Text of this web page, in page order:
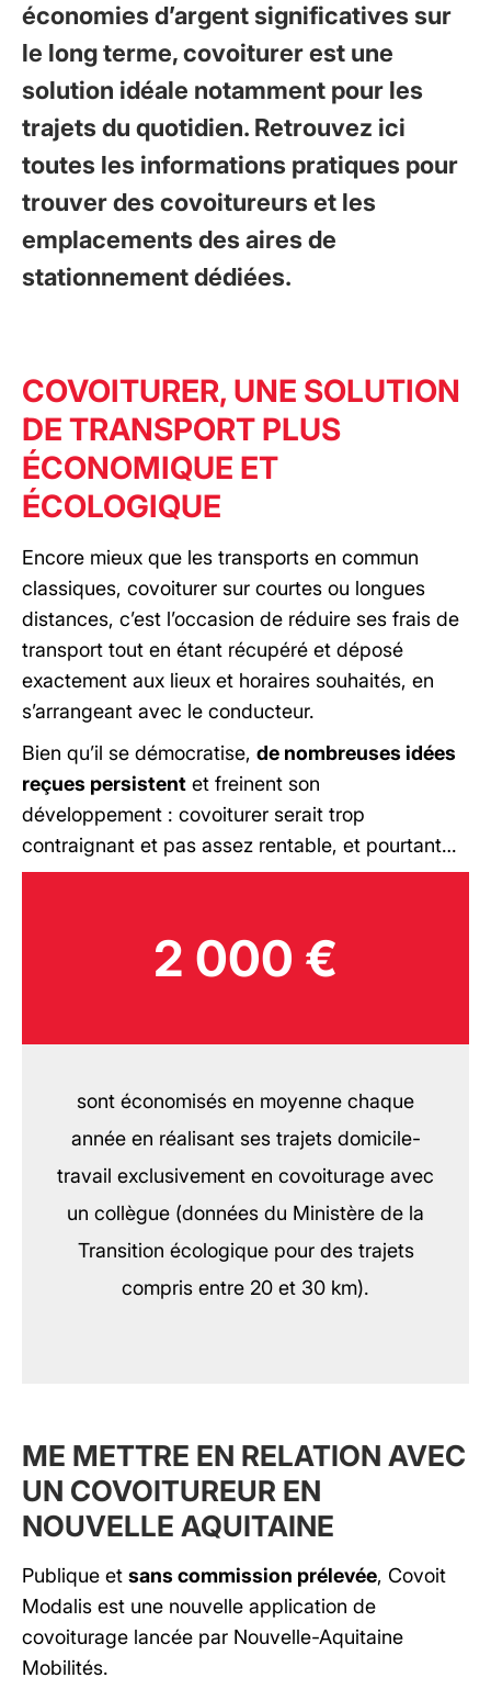
économies d’argent significatives sur
le long terme, covoiturer est une
solution idéale notamment pour les
trajets du quotidien. Retrouvez ici
toutes les informations pratiques pour
trouver des covoitureurs et les
emplacements des aires de
stationnement dédiées.
COVOITURER, UNE SOLUTION
DE TRANSPORT PLUS
ÉCONOMIQUE ET
ÉCOLOGIQUE
Encore mieux que les transports en commun
classiques, covoiturer sur courtes ou longues
distances, c’est l’occasion de réduire ses frais de
transport tout en étant récupéré et déposé
exactement aux lieux et horaires souhaités, en
s’arrangeant avec le conducteur.
Bien qu’il se démocratise, de nombreuses idées
reçues persistent et freinent son
développement : covoiturer serait trop
contraignant et pas assez rentable, et pourtant…
2 000 €
sont économisés en moyenne chaque
année en réalisant ses trajets domicile-
travail exclusivement en covoiturage avec
un collègue (données du Ministère de la
Transition écologique pour des trajets
compris entre 20 et 30 km).
ME METTRE EN RELATION AVEC
UN COVOITUREUR EN
NOUVELLE AQUITAINE
Publique et sans commission prélevée, Covoit
Modalis est une nouvelle application de
covoiturage lancée par Nouvelle-Aquitaine
Mobilités.